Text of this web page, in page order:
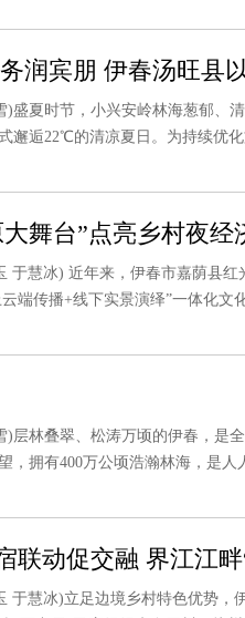
润宾朋 伊春汤旺县
夏时节，小兴安岭林海葱郁、清
邂逅22℃的清凉夏日。为持续优
舞台”点亮乡村夜
慧冰) 近年来，伊春市嘉荫县红
端传播+线下实景演绎”一体化文
林叠翠、松涛万顷的伊春，是全
，拥有400万公顷浩瀚林海，是人
联动促交融 界江江
慧冰)立足边境乡村特色优势，